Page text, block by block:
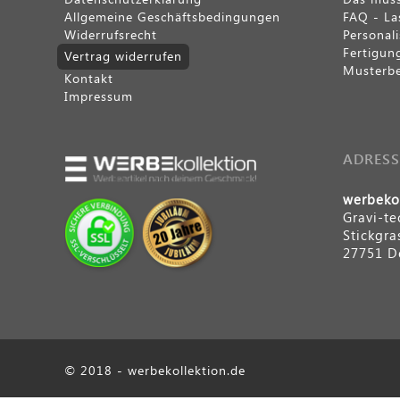
Isolierflaschen & Kannen
Essenbehälter
Sonstige Artikel
Isolierflaschen & Kannen
Allgemeine Geschäftsbedingungen
Widerrufsrecht
Vertrag widerrufen
Kontakt
Impressum
FAQ -
Gravi-
27751
© 2018 - werbekollektion.de